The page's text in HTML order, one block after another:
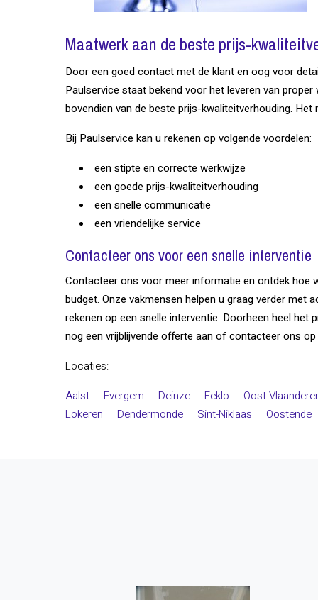
Maatwerk aan de beste prijs-
Door een goed contact met de klant en oog voor
Paulservice staat bekend voor het leveren van
bovendien van de beste prijs-kwaliteitverhouding.
Bij Paulservice kan u rekenen op volgende voordelen:
een stipte en correcte werkwijze
een goede prijs-kwaliteitverhouding
een snelle communicatie
een vriendelijke service
Contacteer ons voor een snelle interventie
Contacteer ons voor meer informatie en ontdek hoe
budget. Onze vakmensen helpen u graag verder met
rekenen op een snelle interventie. Doorheen heel
nog een vrijblijvende offerte aan of contacteer ons
Locaties:
Aalst
Evergem Deinze Eeklo
Oost-
Lokeren
Dendermonde Sint-Niklaas Oostende